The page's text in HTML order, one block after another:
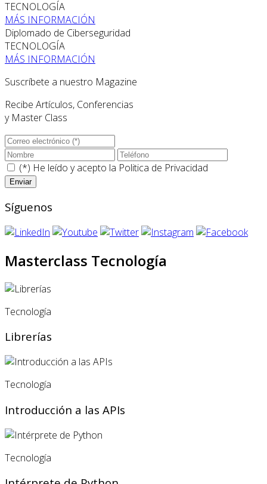
TECNOLOGÍA
MÁS INFORMACIÓN
Diplomado de Ciberseguridad
TECNOLOGÍA
MÁS INFORMACIÓN
Suscríbete a nuestro Magazine
Recibe Artículos, Conferencias
y Master Class
(*) He leído y acepto la Politica de Privacidad
Síguenos
Masterclass Tecnología
Tecnología
Librerías
Tecnología
Introducción a las APIs
Tecnología